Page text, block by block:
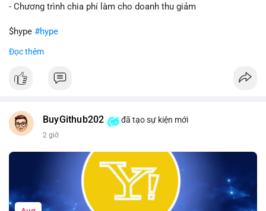
Nếu BTC được nạp thêm lên sàn, cần thận trọng với nhịp điều
nắm giữ vị thế hiện tại.
#60btc #dongtiencavoi
- Chương trình chia phí làm cho doanh thu giảm
$hype #hype
#vlikevn
📰 Nguồn: CoinDesk
Đọc thêm
BuyGithub202 đã tạo sự kiện mới
2 giờ